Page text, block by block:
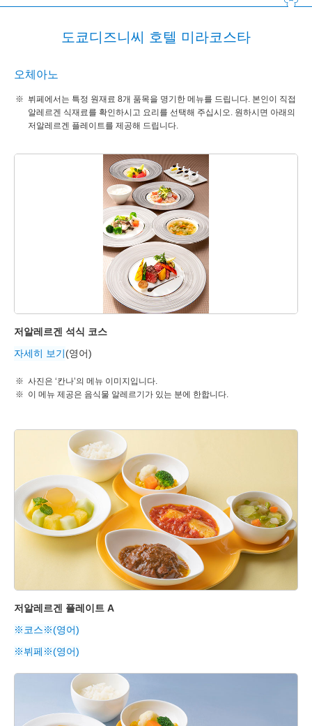
도쿄디즈니씨 호텔 미라코스타
오체아노
뷔페에서는 특정 원재료 8개 품목을 명기한 메뉴를 드립니다. 본인이 직접
알레르겐 식재료를 확인하시고 요리를 선택해 주십시오. 원하시면 아래의
저알레르겐 플레이트를 제공해 드립니다.
저알레르겐 석식 코스
자세히 보기(영어)
사진은 ‘칸나’의 메뉴 이미지입니다.
이 메뉴 제공은 음식물 알레르기가 있는 분에 한합니다.
저알레르겐 플레이트 A
※코스※(영어)
※뷔페※(영어)